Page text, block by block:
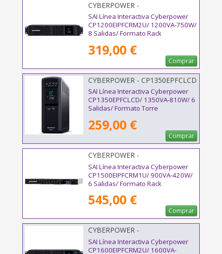
CYBERPOWER -
CP1200EIPFCRM2U
SAI Línea Interactiva Cyberpower
CP1200EIPFCRM2U/ 1200VA-750W/
8 Salidas/ Formato Rack
319,00 €
Comprar
CYBERPOWER - CP1350EPFCLCD
SAI Línea Interactiva Cyberpower
CP1350EPFCLCD/ 1350VA-810W/ 6
Salidas/ Formato Torre
259,00 €
Comprar
CYBERPOWER -
CP1500EIPFCRM1U
SAI Línea Interactiva Cyberpower
CP1500EIPFCRM1U/ 900VA-420W/
6 Salidas/ Formato Rack
545,00 €
Comprar
CYBERPOWER -
CP1600EIPFCRM2U
SAI Línea Interactiva Cyberpower
CP1600EIPFCRM2U/ 1600VA-